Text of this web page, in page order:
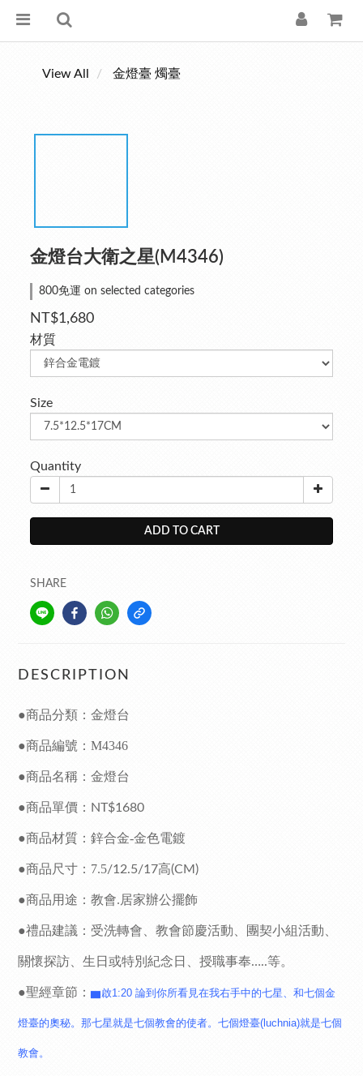
View All 金燈臺 燭臺
金燈台大衛之星(M4346)
800免運 on selected categories
NT$1,680
材質
Size
Quantity
ADD TO CART
SHARE
DESCRIPTION
●商品分類：金燈台
●商品編號：M4346
●商品名稱：金燈台
●商品單價： NT$1680
●商品材質：鋅合金-金色電鍍
●商品尺寸：7.5/12.5/17高(CM)
●商品用途：教會.居家辦公擺飾
●禮品建議：受洗轉會、教會節慶活動、團契小組活動、
關懷探訪、生日或特別紀念日、授職事奉…..等。
●聖經章節： ▆啟1:20 論到你所看見在我右手中的七星、和七個金
燈臺的奧秘。那七星就是七個教會的使者。七個燈臺(luchnia)就是七個
教會。